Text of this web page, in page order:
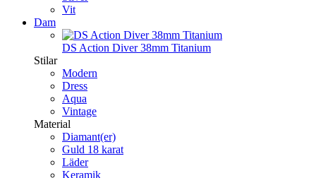
Vit
Dam
DS Action Diver 38mm Titanium
Stilar
Modern
Dress
Aqua
Vintage
Material
Diamant(er)
Guld 18 karat
Läder
Keramik